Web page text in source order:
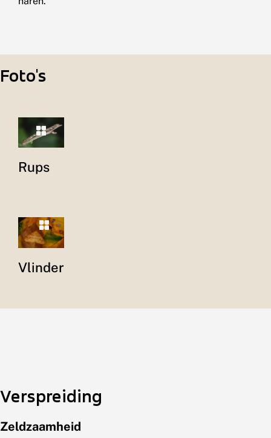
Foto's
Rups
Vlinder
Verspreiding
Zeldzaamheid